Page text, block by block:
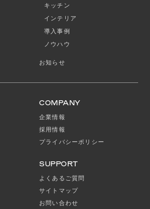
キッチン
インテリア
導入事例
ノウハウ
お知らせ
COMPANY
企業情報
採用情報
プライバシーポリシー
SUPPORT
よくあるご質問
サイトマップ
お問い合わせ